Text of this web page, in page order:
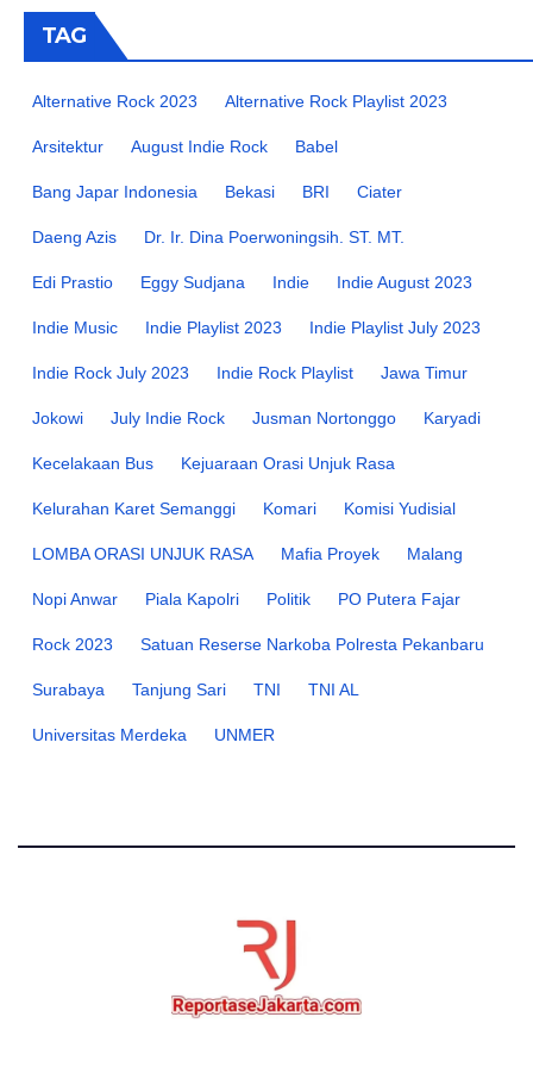
TAG
Alternative Rock 2023 Alternative Rock Playlist 2023
Arsitektur August Indie Rock Babel
Bang Japar Indonesia Bekasi BRI Ciater
Daeng Azis Dr. Ir. Dina Poerwoningsih. ST. MT.
Edi Prastio Eggy Sudjana Indie Indie August 2023
Indie Music Indie Playlist 2023 Indie Playlist July 2023
Indie Rock July 2023 Indie Rock Playlist Jawa Timur
Jokowi July Indie Rock Jusman Nortonggo Karyadi
Kecelakaan Bus Kejuaraan Orasi Unjuk Rasa
Kelurahan Karet Semanggi Komari Komisi Yudisial
LOMBA ORASI UNJUK RASA Mafia Proyek Malang
Nopi Anwar Piala Kapolri Politik PO Putera Fajar
Rock 2023 Satuan Reserse Narkoba Polresta Pekanbaru
Surabaya Tanjung Sari TNI TNI AL
Universitas Merdeka UNMER